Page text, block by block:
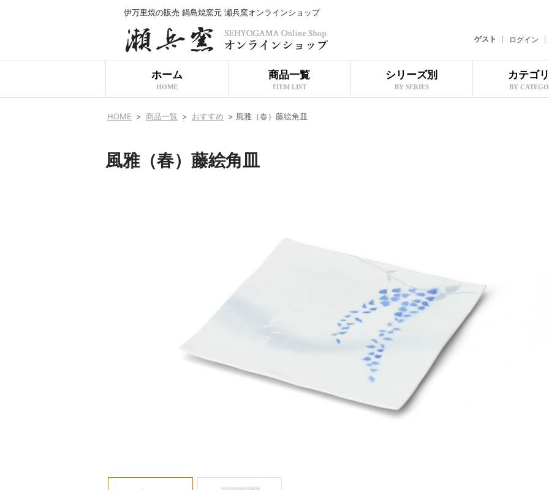
伊万里焼の販売 鍋島焼窯元 瀬兵窯オンラインショップ
ゲスト ログイン
ホーム
HOME
商品一覧
ITEM LIST
シリーズ別
BY SERIES
カテゴ
BY
HOME > 商品一覧 > おすすめ > 風雅（春）藤絵角皿
風雅（春）藤絵角皿